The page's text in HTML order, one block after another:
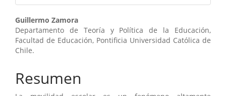
Contenido
principal
del
artículo
Guillermo Zamora
Departamento de Teoría y Política de la Educación,
Facultad de Educación, Pontificia Universidad Católica de
Chile.
Resumen